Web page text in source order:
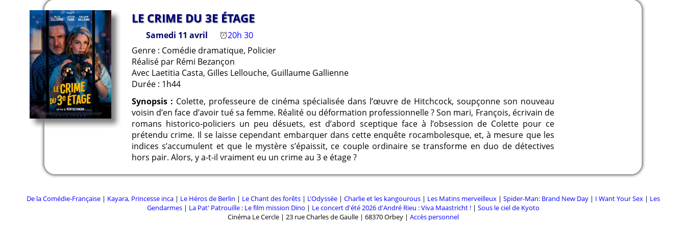
Google Chrome Mozilla Firefox
LE CRIME DU 3E ÉTAGE
Samedi 11 avril
20h 30
Genre : Comédie dramatique, Policier
Réalisé par Rémi Bezançon
Avec Laetitia Casta, Gilles Lellouche, Guillaume Gallienne
Durée : 1h44
Synopsis : Colette, professeure de cinéma spécialisée dans l’œuvre de Hitchcock, soupçonne son nouveau
voisin d’en face d’avoir tué sa femme. Réalité ou déformation professionnelle ? Son mari, François, écrivain de
romans historico-policiers un peu désuets, est d’abord sceptique face à l’obsession de Colette pour ce
prétendu crime. Il se laisse cependant embarquer dans cette enquête rocambolesque, et, à mesure que les
indices s’accumulent et que le mystère s’épaissit, ce couple ordinaire se transforme en duo de détectives
hors pair. Alors, y a-t-il vraiment eu un crime au 3 e étage ?
De la Comédie-Française| Kayara, Princesse inca| Le Héros de Berlin | Le Chant des forêts| L'Odyssée| Charlie et les kangourous| Les Matins merveilleux| Spider-Man: Brand New Day| I Want Your Sex| Les
Gendarmes| La Pat' Patrouille : Le film mission Dino | Le concert d'été 2026 d'André Rieu : Viva Maastricht !| Sous le ciel de Kyoto
Cinéma Le Cercle | 23 rue Charles de Gaulle | 68370 Orbey | Accès personnel